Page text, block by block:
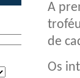
A
de
Os